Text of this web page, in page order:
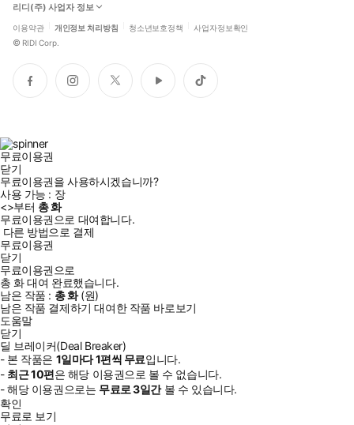
리디(주) 사업자 정보
이용약관 개인정보 처리방침 청소년보호정책 사업자정보확인
© RIDI Corp.
페
이
인
스
트
위
유
튜
틱
톡
무료이용권
닫기
무료이용권을 사용하시겠습니까?
사용 가능 : 장
<>부터 총화
무료이용권으로 대여합니다.
다른 방법으로 결제
무료이용권
닫기
무료이용권으로
총 화대여 완료했습니다.
남은 작품 : 총화(원)
남은 작품 결제하기 대여한 작품 바로보기
도움말
닫기
딜 브레이커(Deal Breaker)
- 본 작품은 1일마다1편씩 무료입니다.
- 최근10편은 해당 이용권으로 볼 수 없습니다.
- 해당 이용권으로는 무료로3일간볼 수 있습니다.
확인
무료로 보기